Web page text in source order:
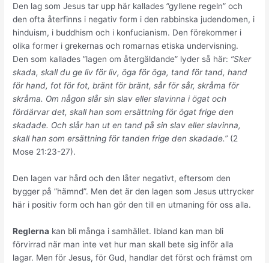
Den lag som Jesus tar upp här kallades ”gyllene regeln” och
den ofta återfinns i negativ form i den rabbinska judendomen, i
hinduism, i buddhism och i konfucianism. Den förekommer i
olika former i grekernas och romarnas etiska undervisning.
Den som kallades ”lagen om återgäldande” lyder så här: ”Sker
skada, skall du ge liv för liv, öga för öga, tand för tand, hand
för hand, fot för fot, bränt för bränt, sår för sår, skråma för
skråma. Om någon slår sin slav eller slavinna i ögat och
fördärvar det, skall han som ersättning för ögat frige den
skadade. Och slår han ut en tand på sin slav eller slavinna,
skall han som ersättning för tanden frige den skadade.” (2
Mose 21:23-27).
Den lagen var hård och den låter negativt, eftersom den
bygger på ”hämnd”. Men det är den lagen som Jesus uttrycker
här i positiv form och han gör den till en utmaning för oss alla.
Reglerna kan bli många i samhället. Ibland kan man bli
förvirrad när man inte vet hur man skall bete sig inför alla
lagar. Men för Jesus, för Gud, handlar det först och främst om